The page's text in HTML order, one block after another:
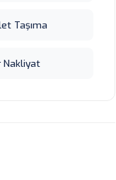
Taşıma
Nakliyat